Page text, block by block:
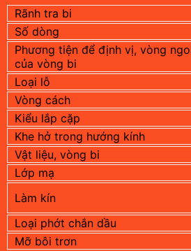
Rãnh tra bi
Số dòng
Phương tiện để định vị, vòng
của vòng bi
Loại lỗ
Vòng cách
Kiểu lắp cặp
Khe hở trong hướng kính
Vật liệu, vòng bi
Lớp mạ
Làm kín
Loại phớt chắn dầu
Mỡ bôi trơn